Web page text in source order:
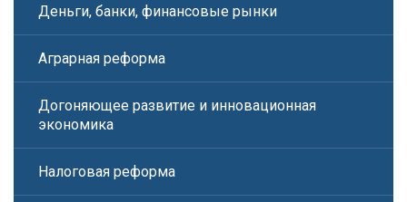
Деньги, банки, финансовые рынки
Аграрная реформа
Догоняющее развитие и инновационная
экономика
Налоговая реформа